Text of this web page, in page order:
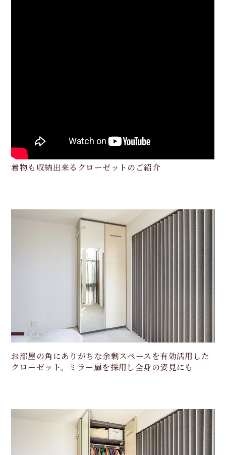
着物も収納出来るクローゼットのご紹介
お部屋の角にありがちな余剰スペースを有効活用した
クローゼット。ミラー扉を採用し全身の姿見にも